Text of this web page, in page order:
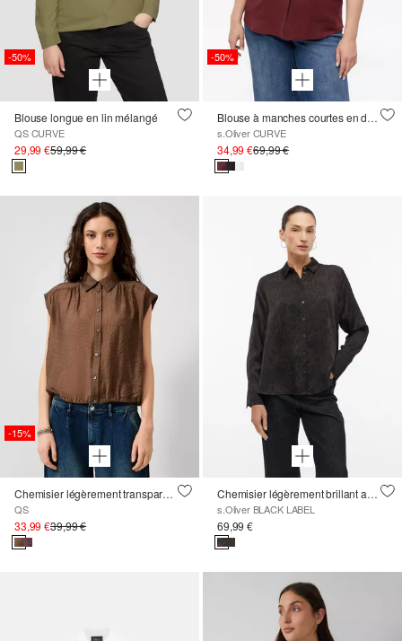
-50%
Blouse longue en lin mélangé
QS CURVE
29,99 €59,99 €
-50%
Blouse à manches courtes en doux mélange de lin
s.Oliver CURVE
34,99 €69,99 €
-15%
Chemisier légèrement transparent en mélange de viscose
QS
33,99 €39,99 €
Chemisier légèrement brillant avec des plis
s.Oliver BLACK LABEL
69,99 €